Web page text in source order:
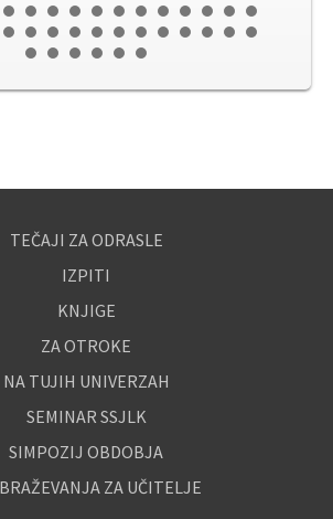
TEČAJI ZA ODRASLE
IZPITI
KNJIGE
ZA OTROKE
NA TUJIH UNIVERZAH
SEMINAR SSJLK
SIMPOZIJ OBDOBJA
ZA UČITELJE